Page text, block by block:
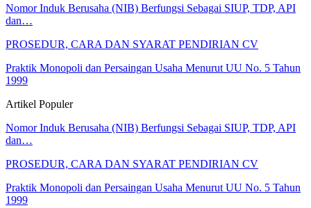
Nomor Induk Berusaha (NIB) Berfungsi Sebagai SIUP, TDP, API
dan…
PROSEDUR, CARA DAN SYARAT PENDIRIAN CV
Praktik Monopoli dan Persaingan Usaha Menurut UU No. 5 Tahun
1999
Artikel Populer
Nomor Induk Berusaha (NIB) Berfungsi Sebagai SIUP, TDP, API
dan…
PROSEDUR, CARA DAN SYARAT PENDIRIAN CV
Praktik Monopoli dan Persaingan Usaha Menurut UU No. 5 Tahun
1999